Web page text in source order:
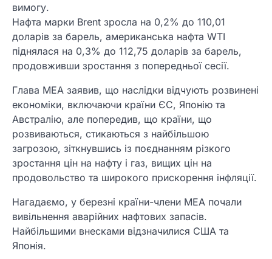
вимогу.
Нафта марки Brent зросла на 0,2% до 110,01
доларів за барель, американська нафта WTI
піднялася на 0,3% до 112,75 доларів за барель,
продовживши зростання з попередньої сесії.
Глава МЕА заявив, що наслідки відчують розвинені
економіки, включаючи країни ЄС, Японію та
Австралію, але попередив, що країни, що
розвиваються, стикаються з найбільшою
загрозою, зіткнувшись із поєднанням різкого
зростання цін на нафту і газ, вищих цін на
продовольство та широкого прискорення інфляції.
Нагадаємо, у березні країни-члени МЕА почали
вивільнення аварійних нафтових запасів.
Найбільшими внесками відзначилися США та
Японія.